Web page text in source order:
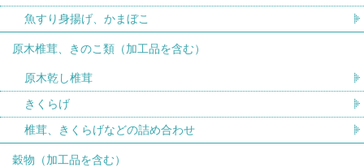
魚すり身揚げ、かまぼこ
原木椎茸、きのこ類（加工品を含む）
原木乾し椎茸
きくらげ
椎茸、きくらげなどの詰め合わせ
穀物（加工品を含む）